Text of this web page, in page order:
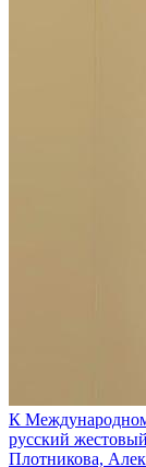
К
русский
Плотникова,